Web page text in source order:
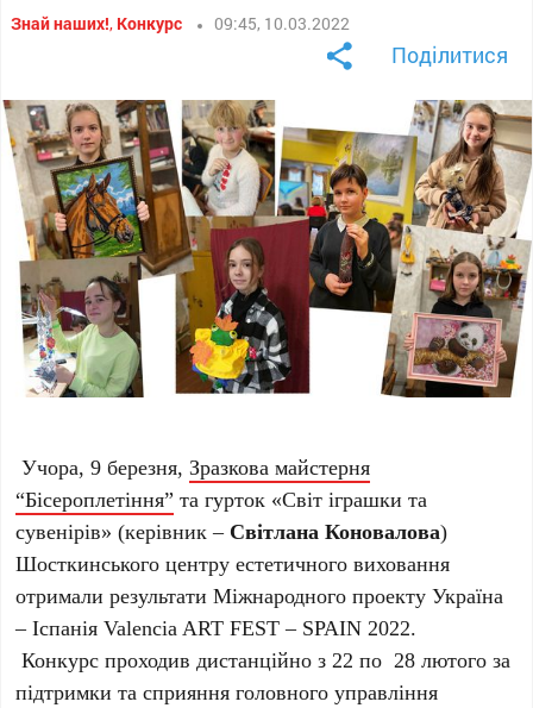
Знай наших!, Конкурс 09:45, 10.03.2022
Поділитися
Учора, 9 березня,Зразкова майстерня
“Бісероплетіння” тагурток «Світ іграшки та
сувенірів»(керівник – Світлана Коновалова)
Шосткинського центру естетичного виховання
отримали результати Міжнародного проекту Україна
– Іспанія Valencia ART FEST – SPAIN 2022.
Конкурс проходивдистанційно з 22 по 28 лютого за
підтримки та сприяння головного управління